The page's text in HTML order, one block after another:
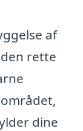
af
rette
dine